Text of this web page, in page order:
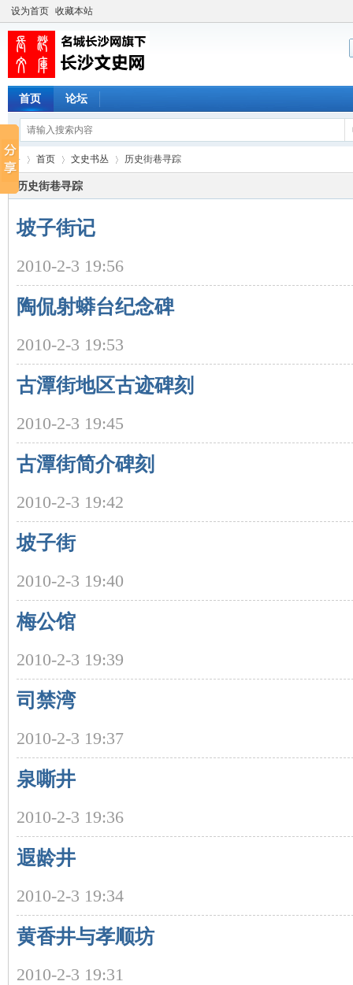
设为首页 收藏本站
首页 论坛
长
沙
文
库
›
首页
›
文史书丛 历史街巷寻踪
历史街巷寻踪
坡子街记
2010-2-3 19:56
陶侃射蟒台纪念碑
2010-2-3 19:53
古潭街地区古迹碑刻
2010-2-3 19:45
古潭街简介碑刻
2010-2-3 19:42
坡子街
2010-2-3 19:40
梅公馆
2010-2-3 19:39
司禁湾
2010-2-3 19:37
泉嘶井
2010-2-3 19:36
遐龄井
2010-2-3 19:34
黄香井与孝顺坊
2010-2-3 19:31